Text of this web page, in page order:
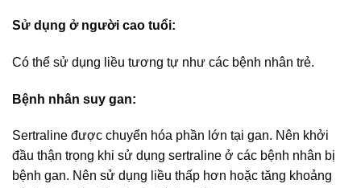
Sử dụng ở người cao tuổi:
Có thể sử dụng liều tương tự như các bệnh nhân trẻ.
Bệnh nhân suy gan:
Sertraline được chuyển hóa phần lớn tại gan. Nên khởi
đầu thận trọng khi sử dụng sertraline ở các bệnh nhân bị
bệnh gan. Nên sử dụng liều thấp hơn hoặc tăng khoảng